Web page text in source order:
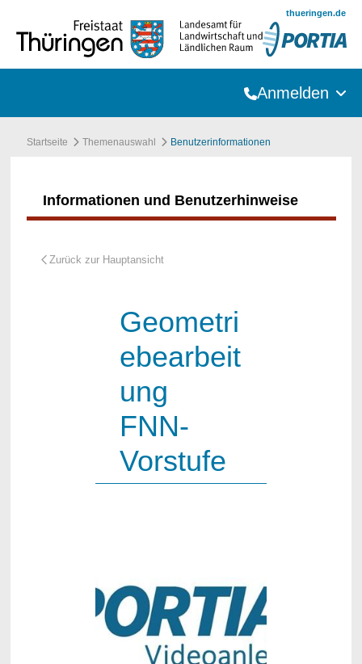
thueringen.de
Anmelden
Startseite Themenauswahl Benutzerinformationen
Informationen und Benutzerhinweise
Geometri
ebearbeit
ung
FNN-
Vorstufe